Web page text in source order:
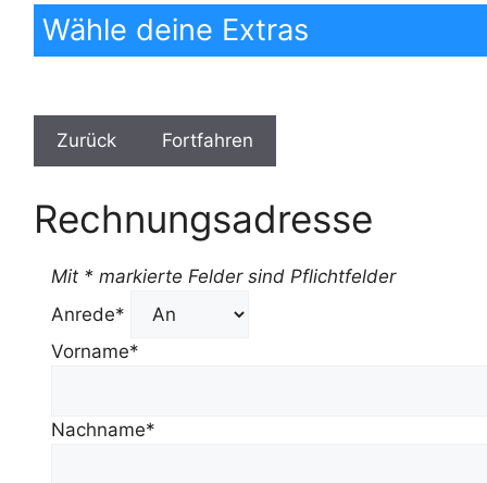
Wähle deine Extras
Rechnungsadresse
Mit * markierte Felder sind Pflichtfelder
Anrede*
Vorname*
Nachname*